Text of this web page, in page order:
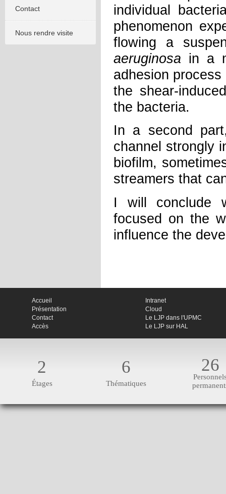
Contact
Nous rendre visite
individual
phenomenon
flowing a
aeruginosa in a
adhesion
the shear-
the bacteria.
In a second
channel strongly
biofilm,
streamers that
I will conclude
focused on the
influence the
Accueil
Présentation
Contact
Accès
Intranet
Cloud
Le LJP dans l'UPMC
Le LJP sur HAL
2
Étages
6
Thématiques
26